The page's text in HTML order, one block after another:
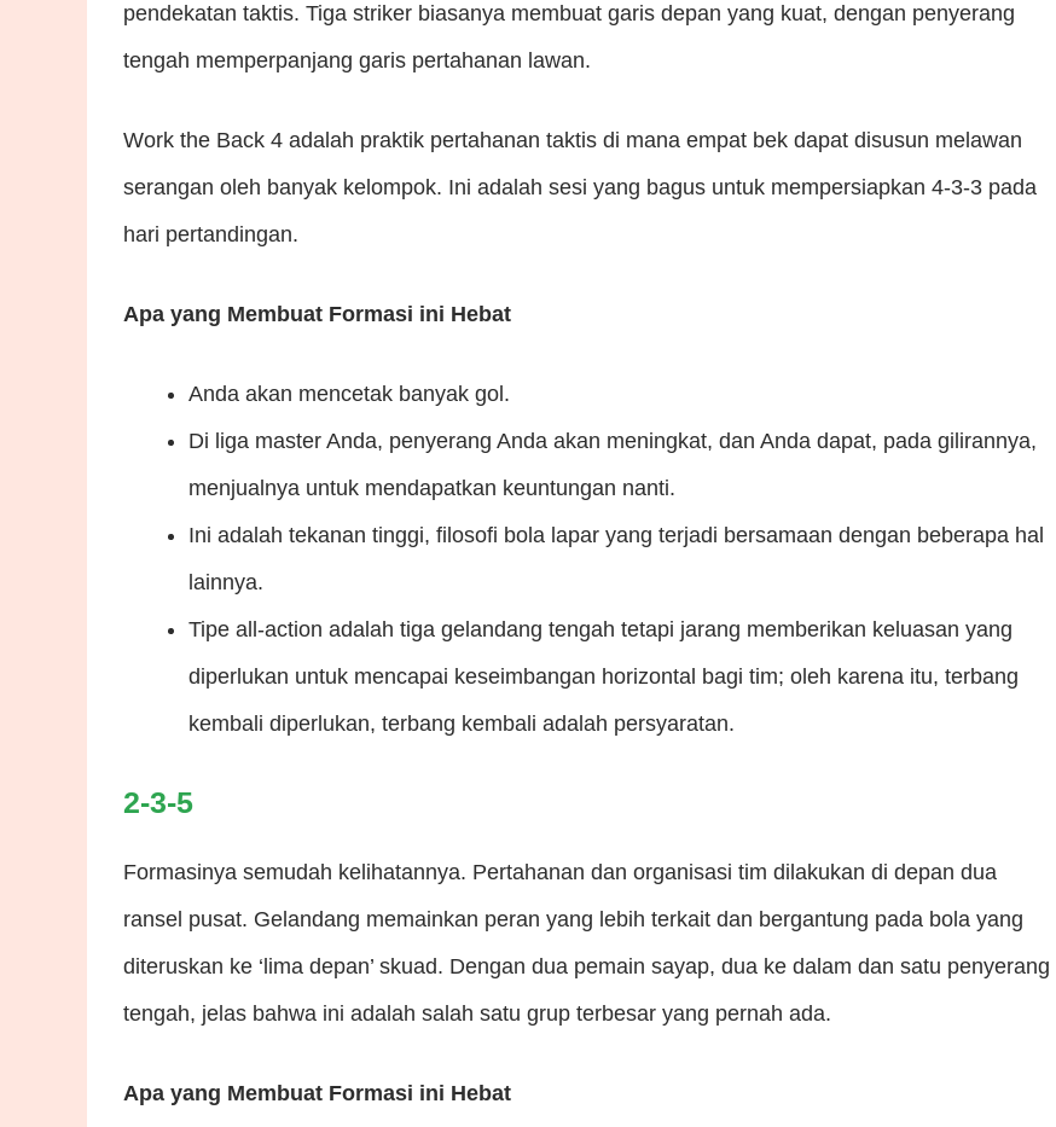
pendekatan taktis. Tiga striker biasanya membuat garis depan yang kuat, dengan penyerang
tengah memperpanjang garis pertahanan lawan.
Work the Back 4 adalah praktik pertahanan taktis di mana empat bek dapat disusun melawan
serangan oleh banyak kelompok. Ini adalah sesi yang bagus untuk mempersiapkan 4-3-3 pada
hari pertandingan.
Apa yang Membuat Formasi ini Hebat
Anda akan mencetak banyak gol.
Di liga master Anda, penyerang Anda akan meningkat, dan Anda dapat, pada gilirannya,
menjualnya untuk mendapatkan keuntungan nanti.
Ini adalah tekanan tinggi, filosofi bola lapar yang terjadi bersamaan dengan beberapa hal
lainnya.
Tipe all-action adalah tiga gelandang tengah tetapi jarang memberikan keluasan yang
diperlukan untuk mencapai keseimbangan horizontal bagi tim; oleh karena itu, terbang
kembali diperlukan, terbang kembali adalah persyaratan.
2-3-5
Formasinya semudah kelihatannya. Pertahanan dan organisasi tim dilakukan di depan dua
ransel pusat. Gelandang memainkan peran yang lebih terkait dan bergantung pada bola yang
diteruskan ke ‘lima depan’ skuad. Dengan dua pemain sayap, dua ke dalam dan satu penyerang
tengah, jelas bahwa ini adalah salah satu grup terbesar yang pernah ada.
Apa yang Membuat Formasi ini Hebat